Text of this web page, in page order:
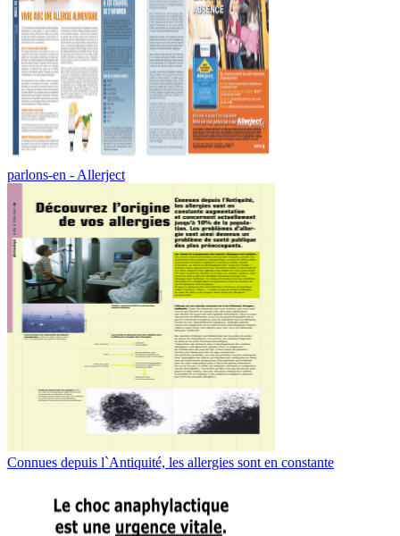
parlons-en - Allerject
Connues depuis l`Antiquité, les allergies sont en constante